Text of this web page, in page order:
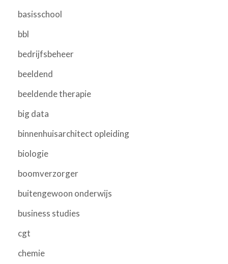
basisschool
bbl
bedrijfsbeheer
beeldend
beeldende therapie
big data
binnenhuisarchitect opleiding
biologie
boomverzorger
buitengewoon onderwijs
business studies
cgt
chemie